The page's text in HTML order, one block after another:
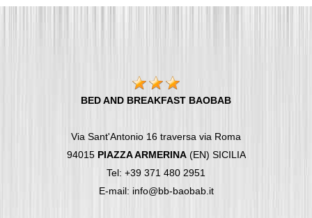
BED AND BREAKFAST BAOBAB
Via Sant'Antonio 16 traversa via Roma
94015 PIAZZA ARMERINA(EN) SICILIA
Tel: +39 371 480 2951
E-mail: info@bb-baobab.it